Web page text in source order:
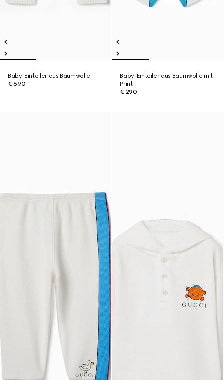
Baby-Einteiler aus Baumwolle
€ 690
Baby-Einteiler aus Baumwolle mit
Print
€ 290